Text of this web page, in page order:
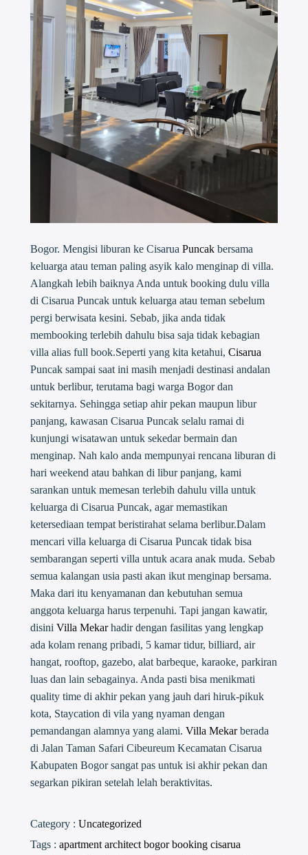
Bogor. Mengisi liburan ke Cisarua Puncakbersama
keluarga atau teman paling asyik kalo menginap di villa.
Alangkah lebih baiknya Anda untuk booking dulu villa
di Cisarua Puncak untuk keluarga atau teman sebelum
pergi berwisata kesini. Sebab, jika anda tidak
membooking terlebih dahulu bisa saja tidak kebagian
villa alias full book.Seperti yang kita ketahui, Cisarua
Puncak sampai saat ini masih menjadi destinasi andalan
untuk berlibur, terutama bagi warga Bogor dan
sekitarnya. Sehingga setiap ahir pekan maupun libur
panjang, kawasan Cisarua Puncak selalu ramai di
kunjungi wisatawan untuk sekedar bermain dan
menginap. Nah kalo anda mempunyai rencana liburan di
hari weekend atau bahkan di libur panjang, kami
sarankan untuk memesan terlebih dahulu villa untuk
keluarga di Cisarua Puncak, agar memastikan
ketersediaan tempat beristirahat selama berlibur.Dalam
mencari villa keluarga di Cisarua Puncak tidak bisa
sembarangan seperti villa untuk acara anak muda. Sebab
semua kalangan usia pasti akan ikut menginap bersama.
Maka dari itu kenyamanan dan kebutuhan semua
anggota keluarga harus terpenuhi. Tapi jangan kawatir,
disini Villa Mekarhadir dengan fasilitas yang lengkap
ada kolam renang pribadi, 5 kamar tidur, billiard, air
hangat, rooftop, gazebo, alat barbeque, karaoke, parkiran
luas dan lain sebagainya. Anda pasti bisa menikmati
quality time di akhir pekan yang jauh dari hiruk-pikuk
kota, Staycation di vila yang nyaman dengan
pemandangan alamnya yang alami. Villa Mekarberada
di Jalan Taman Safari Cibeureum Kecamatan Cisarua
Kabupaten Bogor sangat pas untuk isi akhir pekan dan
segarkan pikiran setelah lelah beraktivitas.
Category : Uncategorized
Tags : apartment architect bogorbooking cisarua